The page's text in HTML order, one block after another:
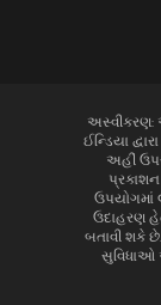
અસ્વીકરણ:
ઈન્ડિયા
અહીં
ઉપયોગમાં
ઉદાહરણ
બતાવી શકે
સુવિધાઓ